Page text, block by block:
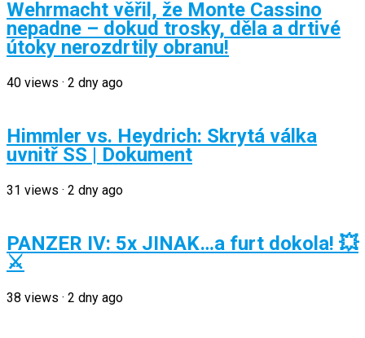
Wehrmacht věřil, že Monte Cassino
nepadne – dokud trosky, děla a drtivé
útoky nerozdrtily obranu!
40 views · 2 dny ago
Himmler vs. Heydrich: Skrytá válka
uvnitř SS | Dokument
31 views · 2 dny ago
PANZER IV: 5x JINAK…a furt dokola! 💥
⚔️
38 views · 2 dny ago